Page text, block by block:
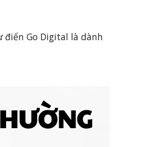
Go Digital là dành